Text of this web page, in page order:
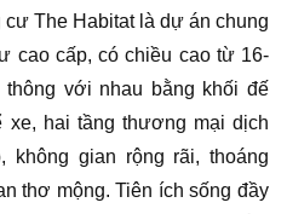
The Habitat là dự án chung
cao cấp, có chiều cao từ 16-
với nhau bằng khối đế
xe, hai tầng thương mại dịch
không gian rộng rãi, thoáng
thơ mộng. Tiên ích sống đầy